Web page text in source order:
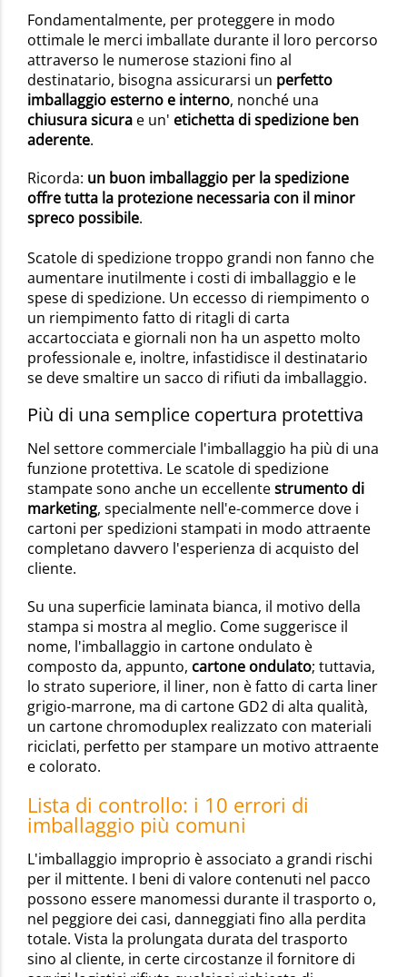
Fondamentalmente, per proteggere in modo
ottimale le merci imballate durante il loro percorso
attraverso le numerose stazioni fino al
destinatario, bisogna assicurarsi un perfetto
imballaggio esterno e interno, nonché una
chiusura sicura e un' etichetta di spedizione ben
aderente.
Ricorda: un buon imballaggio per la spedizione
offre tutta la protezione necessaria con il minor
spreco possibile.
Scatole di spedizione troppo grandi non fanno che
aumentare inutilmente i costi di imballaggio e le
spese di spedizione. Un eccesso di riempimento o
un riempimento fatto di ritagli di carta
accartocciata e giornali non ha un aspetto molto
professionale e, inoltre, infastidisce il destinatario
se deve smaltire un sacco di rifiuti da imballaggio.
Più di una semplice copertura protettiva
Nel settore commerciale l'imballaggio ha più di una
funzione protettiva. Le scatole di spedizione
stampate sono anche un eccellentestrumento di
marketing, specialmente nell'e-commerce dove i
cartoni per spedizioni stampati in modo attraente
completano davvero l'esperienza di acquisto del
cliente.
Su una superficie laminata bianca, il motivo della
stampa si mostra al meglio. Come suggerisce il
nome, l'imballaggio in cartone ondulato è
composto da, appunto, cartone ondulato; tuttavia,
lo strato superiore, il liner, non è fatto di carta liner
grigio-marrone, ma di cartone GD2 di alta qualità,
un cartone chromoduplex realizzato con materiali
riciclati, perfetto per stampare un motivo attraente
e colorato.
Lista di controllo: i 10 errori di
imballaggio più comuni
L'imballaggio improprio è associato a grandi rischi
per il mittente. I beni di valore contenuti nel pacco
possono essere manomessi durante il trasporto o,
nel peggiore dei casi, danneggiati fino alla perdita
totale. Vista la prolungata durata del trasporto
sino al cliente, in certe circostanze il fornitore di